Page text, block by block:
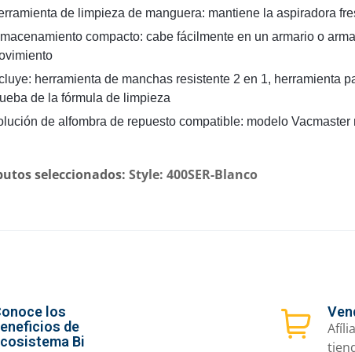
de limpieza de manguera: mantiene la aspiradora
compacto: cabe fácilmente en un armario o
herramienta de manchas resistente 2 en 1, herramienta
de la fórmula de limpieza
de alfombra de repuesto compatible: modelo Vacmaster
seleccionados: Style: 400SER-Blanco
los
de
Bi